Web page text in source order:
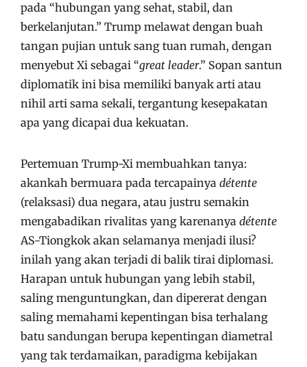
pada “hubungan yang sehat, stabil, dan
berkelanjutan.” Trump melawat dengan buah
tangan pujian untuk sang tuan rumah, dengan
menyebut Xi sebagai “great leader.” Sopan santun
diplomatik ini bisa memiliki banyak arti atau
nihil arti sama sekali, tergantung kesepakatan
apa yang dicapai dua kekuatan.
Pertemuan Trump-Xi membuahkan tanya:
akankah bermuara pada tercapainya détente
(relaksasi) dua negara, atau justru semakin
mengabadikan rivalitas yang karenanya détente
AS-Tiongkok akan selamanya menjadi ilusi?
inilah yang akan terjadi di balik tirai diplomasi.
Harapan untuk hubungan yang lebih stabil,
saling menguntungkan, dan dipererat dengan
saling memahami kepentingan bisa terhalang
batu sandungan berupa kepentingan diametral
yang tak terdamaikan, paradigma kebijakan